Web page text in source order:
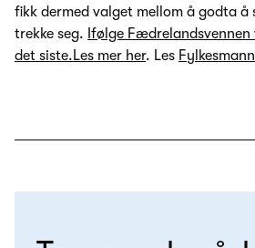
fikk dermed valget mellom å godta å
trekke seg. Ifølge
det siste.Les mer her. Les